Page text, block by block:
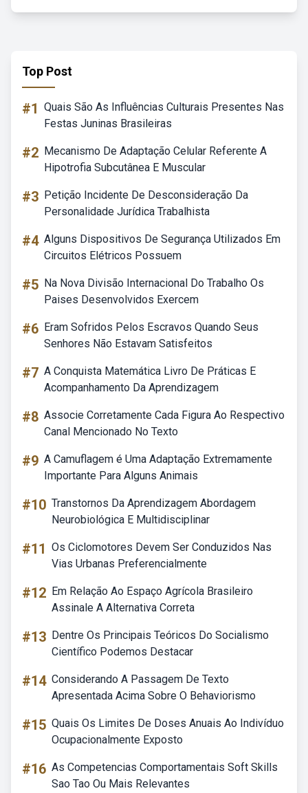
Top Post
#1 Quais São As Influências Culturais Presentes Nas
Festas Juninas Brasileiras
#2 Mecanismo De Adaptação Celular Referente A
Hipotrofia Subcutânea E Muscular
#3 Petição Incidente De Desconsideração Da
Personalidade Jurídica Trabalhista
#4 Alguns Dispositivos De Segurança Utilizados Em
Circuitos Elétricos Possuem
#5 Na Nova Divisão Internacional Do Trabalho Os
Paises Desenvolvidos Exercem
#6 Eram Sofridos Pelos Escravos Quando Seus
Senhores Não Estavam Satisfeitos
#7 A Conquista Matemática Livro De Práticas E
Acompanhamento Da Aprendizagem
#8 Associe Corretamente Cada Figura Ao Respectivo
Canal Mencionado No Texto
#9 A Camuflagem é Uma Adaptação Extremamente
Importante Para Alguns Animais
#10 Transtornos Da Aprendizagem Abordagem
Neurobiológica E Multidisciplinar
#11 Os Ciclomotores Devem Ser Conduzidos Nas
Vias Urbanas Preferencialmente
#12 Em Relação Ao Espaço Agrícola Brasileiro
Assinale A Alternativa Correta
#13 Dentre Os Principais Teóricos Do Socialismo
Científico Podemos Destacar
#14 Considerando A Passagem De Texto
Apresentada Acima Sobre O Behaviorismo
#15 Quais Os Limites De Doses Anuais Ao Indivíduo
Ocupacionalmente Exposto
#16 As Competencias Comportamentais Soft Skills
Sao Tao Ou Mais Relevantes